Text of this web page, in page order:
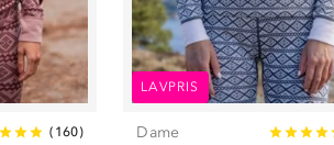
( 160)
LAVPRIS
Dame